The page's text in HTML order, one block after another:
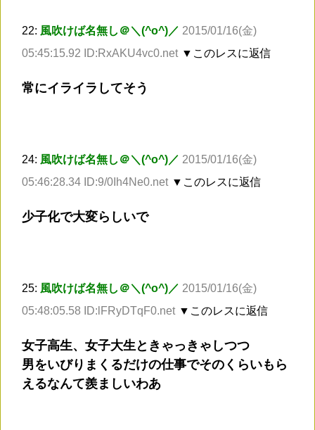
22: 風吹けば名無し＠＼(^o^)／ 2015/01/16(金)
05:45:15.92 ID:RxAKU4vc0.net ▼このレスに返信
常にイライラしてそう
24: 風吹けば名無し＠＼(^o^)／ 2015/01/16(金)
05:46:28.34 ID:9/0Ih4Ne0.net ▼このレスに返信
少子化で大変らしいで
25: 風吹けば名無し＠＼(^o^)／ 2015/01/16(金)
05:48:05.58 ID:lFRyDTqF0.net ▼このレスに返信
女子高生、女子大生ときゃっきゃしつつ
男をいびりまくるだけの仕事でそのくらいもら
えるなんて羨ましいわあ